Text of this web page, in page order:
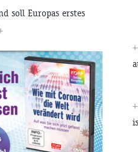
soll Europas erstes